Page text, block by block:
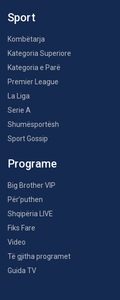
Sport
Kombëtarja
Kategoria Superiore
Kategoria e Parë
Premier League
La Liga
Serie A
Shumësportësh
Sport Gossip
Programe
Big Brother VIP
Për’puthen
Shqipëria LIVE
Fiks Fare
Video
Të gjitha programet
Guida TV